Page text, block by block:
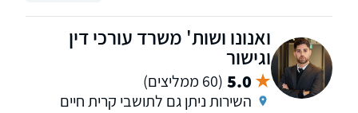
ואנונו ושות' משרד עורכי דין
וגישור
5.0 (60 ממליצים)
השירות ניתן גם לתושבי קרית חיים